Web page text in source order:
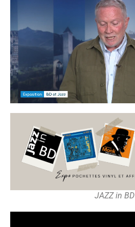
JAZZ in BD